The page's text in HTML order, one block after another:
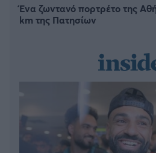
Ένα ζωντανό πορτρέτο της
km της Πατησίων